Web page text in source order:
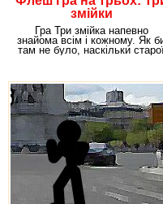
змійки
Гра Три змійка напевно
знайома всім і кожному. Як
там не було, наскільки